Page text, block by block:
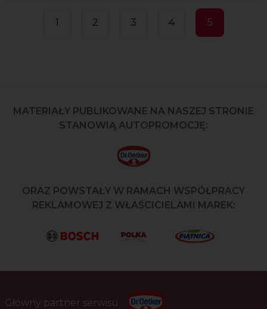
1 2 3 4 5
MATERIAŁY PUBLIKOWANE NA NASZEJ STRONIE
STANOWIĄ AUTOPROMOCJĘ:
ORAZ POWSTAŁY W RAMACH WSPÓŁPRACY
REKLAMOWEJ Z WŁAŚCICIELAMI MAREK:
Główny partner serwisu